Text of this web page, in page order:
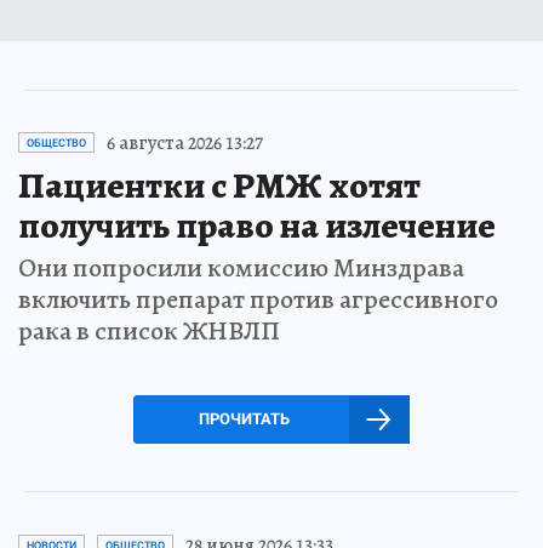
ОБЩЕСТВО 6 августа 2026 13:27
Пациентки с РМЖ хотят
получить право на излечение
Они попросили комиссию Минздрава
включить препарат против агрессивного
рака в список ЖНВЛП
ПРОЧИТАТЬ
НОВОСТИ ОБЩЕСТВО